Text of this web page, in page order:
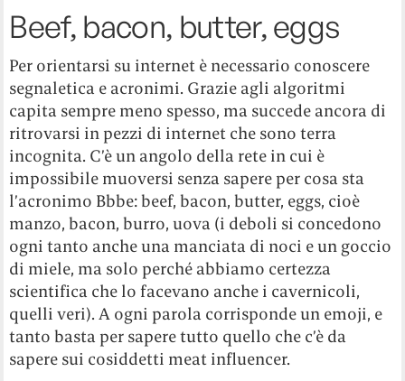
Beef, bacon, butter, eggs
Per orientarsi su internet è necessario conoscere
segnaletica e acronimi. Grazie agli algoritmi
capita sempre meno spesso, ma succede ancora di
ritrovarsi in pezzi di internet che sono terra
incognita. C’è un angolo della rete in cui è
impossibile muoversi senza sapere per cosa sta
l’acronimo Bbbe: beef, bacon, butter, eggs, cioè
manzo, bacon, burro, uova (i deboli si concedono
ogni tanto anche una manciata di noci e un goccio
di miele, ma solo perché abbiamo certezza
scientifica che lo facevano anche i cavernicoli,
quelli veri). A ogni parola corrisponde un emoji, e
tanto basta per sapere tutto quello che c’è da
sapere sui cosiddetti meat influencer.